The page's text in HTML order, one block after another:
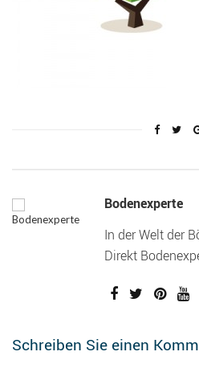
Bodenexperte
In der Welt der
Direkt
Schreiben Sie einen